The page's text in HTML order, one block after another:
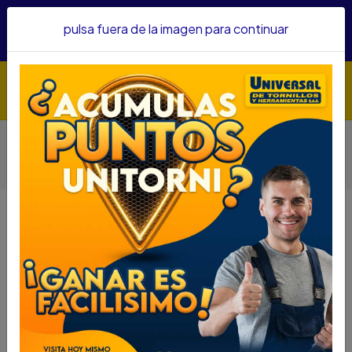
confianza&nbsp;Recibe un KIT PARRILLERO por compras
Inicio Herramientas
Herramienta Eléctrica
Motobombas Y Electrobombas
ELECTROBOMBA EVANS SUM P/FUENTE 30 WATS 110V
AQUA30W
ELECTROBOMBA EVANS SUM
P/FUENTE 30 WATS 110V AQUA30W
DESCRIPCIÓN
ELECTROBOMBA EVANS SUM P/FUENTE 30 WATS
110V AQUA30W
SKU......57400008
pulsa fuera de la imagen para continuar